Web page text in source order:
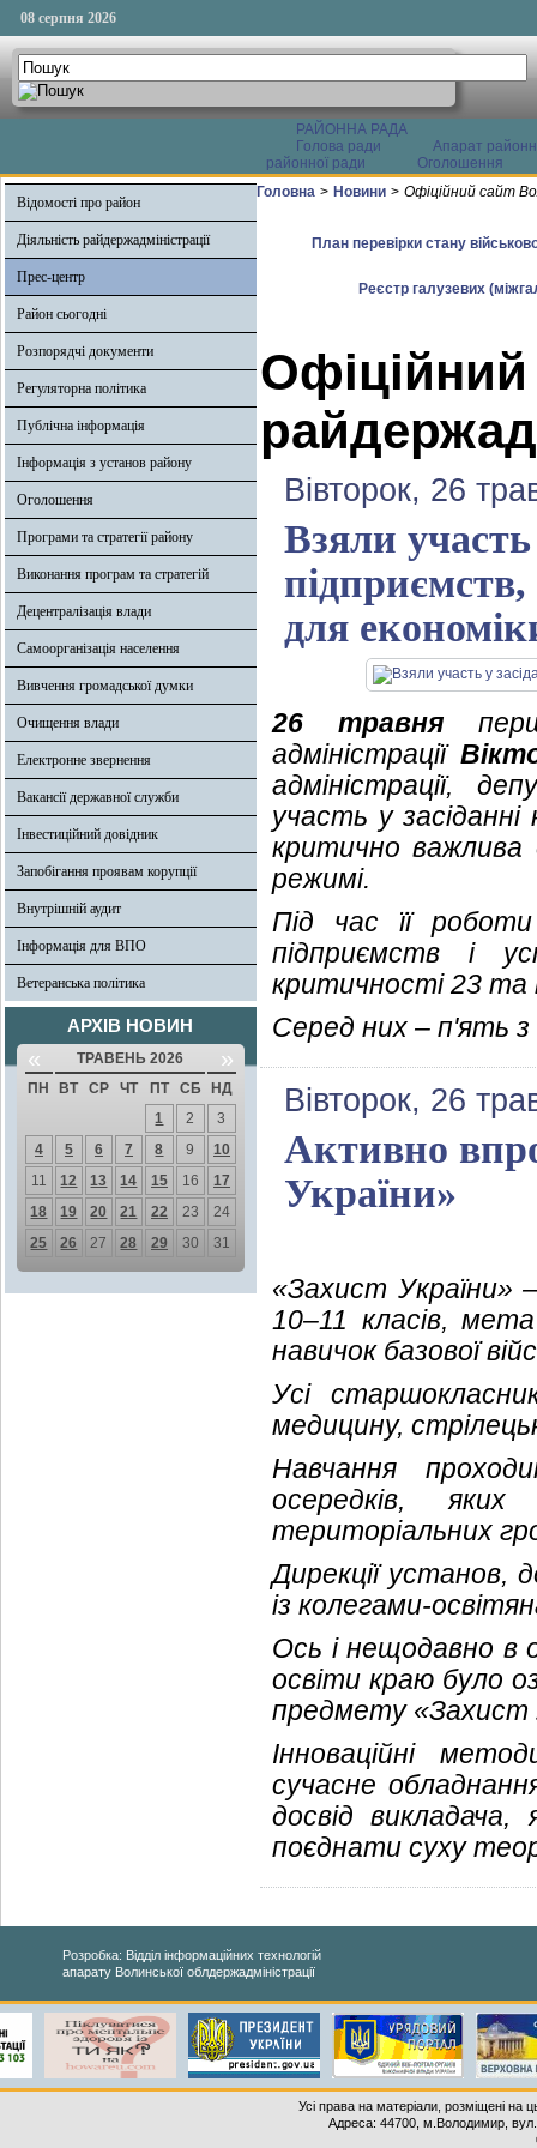
08 серпня 2026
РАЙОННА РАДА
Голова ради
Апарат
районної ради
Оголошення
Відомості про район
Діяльність райдержадміністрації
Прес-центр
Район сьогодні
Розпорядчі документи
Регуляторна політика
Публічна інформація
Інформація з установ району
Оголошення
Програми та стратегії району
Виконання програм та стратегій
Децентралізація влади
Самоорганізація населення
Вивчення громадської думки
Очищення влади
Електронне звернення
Вакансії державної служби
Інвестиційний довідник
Запобігання проявам корупції
Внутрішній аудит
Інформація для ВПО
Ветеранська політика
АРХІВ НОВИН
« ТРАВЕНЬ 2026 »
ПН ВТ СР ЧТ ПТ СБ
НД
1
2
3
4
5 6 7 8 9
10
11
12 13 14 15 16
17
18
19 20 21 22 23
24
25
26 27 28 29 30 31
Головна > Новини > Офіційний сайт
План перевірки стану
Реєстр галузевих
Вівторок, 26
Взяли участь
для
26 травня
адміністрації
адміністрації,
участь у засіданні
критично важлива
режимі.
Під час її
підприємств і
критичності 23 та
Серед них – п'ять
Вівторок, 26
Активно
України»
«Захист України»
10–11 класів,
навичок базової
Усі
медицину,
Навчання
осередків,
територіальних
Дирекції установ,
із колегами-
Ось і нещодавно в
освіти краю було
предмету «Захист
Інноваційні
сучасне
досвід
поєднати суху
Розробка: Відділ інформаційних технологій
апарату Волинської облдержадміністрації
Усі права на матеріали, розміщені на
Адреса: 44700, м.Володимир,